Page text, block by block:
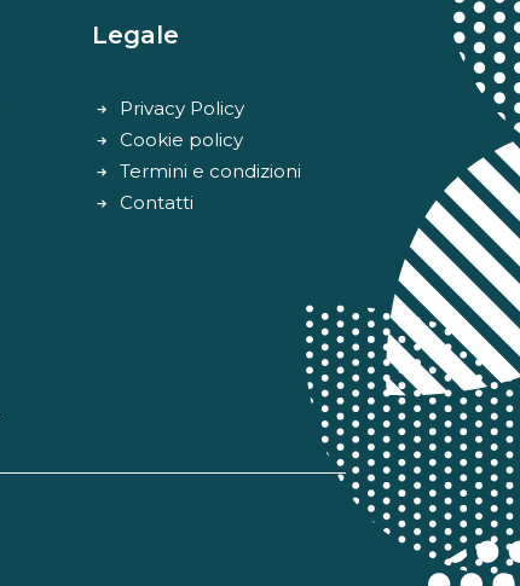
Legale
Privacy Policy
Cookie policy
Termini e condizioni
Contatti